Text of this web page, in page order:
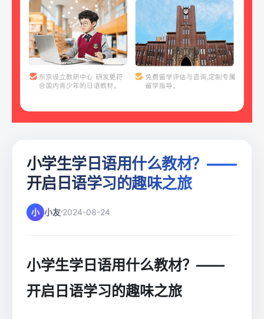
小学生学日语用什么教材？——
开启日语学习的趣味之旅
小 小友 2024-08-24
小学生学日语用什么教材？——
开启日语学习的趣味之旅